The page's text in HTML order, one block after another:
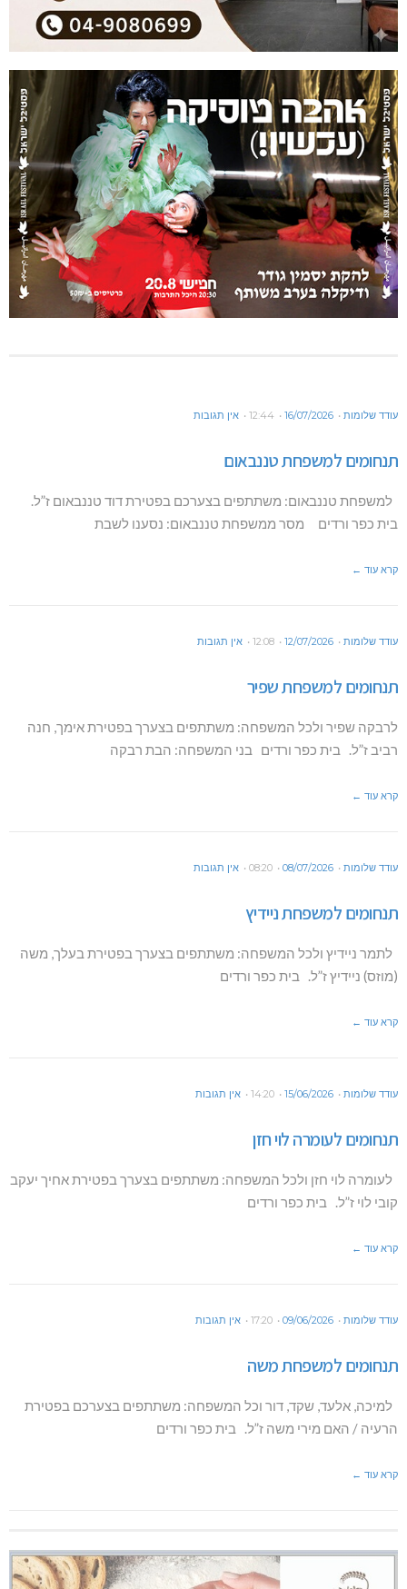
עודד שלומות 16/07/2026
12:44 אין תגובות
תנחומים למשפחת טננבאום
למשפחת טננבאום: משתתפים בצערכם בפטירת דוד טננבאום ז”ל.
בית כפר ורדים מסר ממשפחת טננבאום: נסענו לשבת
קרא עוד ←
עודד שלומות 12/07/2026
12:08 אין תגובות
תנחומים למשפחת שפיר
לרבקה שפיר ולכל המשפחה: משתתפים בצערך בפטירת אימך, חנה
רביב ז”ל. בית כפר ורדים בני המשפחה: הבת רבקה
קרא עוד ←
עודד שלומות 08/07/2026
08:20 אין תגובות
תנחומים למשפחת ניידיץ
לתמר ניידיץ ולכל המשפחה: משתתפים בצערך בפטירת בעלך, משה
(מוזס) ניידיץ ז”ל. בית כפר ורדים
קרא עוד ←
עודד שלומות 15/06/2026
14:20 אין תגובות
תנחומים לעומרה לוי חזן
לעומרה לוי חזן ולכל המשפחה: משתתפים בצערך בפטירת אחיך יעקב
קובי לוי ז”ל. בית כפר ורדים
קרא עוד ←
עודד שלומות 09/06/2026
17:20 אין תגובות
תנחומים למשפחת משה
למיכה, אלעד, שקד, דור וכל המשפחה: משתתפים בצערכם בפטירת
הרעיה / האם מירי משה ז”ל. בית כפר ורדים
קרא עוד ←